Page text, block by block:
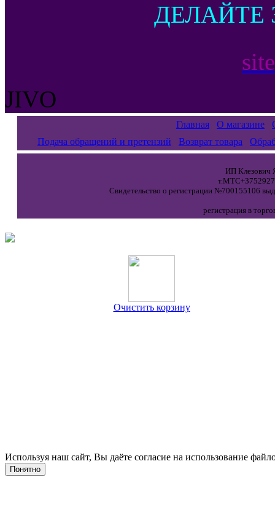
ДЕЛАЙТЕ
JIVO
Главная О магазине
Подача обращений и претензий
Возврат товара
ИП Клезович
Свидетельство о регистрации №700155106
регистрация в
Очистить корзину
Используя наш сайт, Вы даёте согласие на использование
Понятно